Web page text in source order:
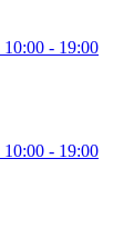
10:00 - 19:00
10:00 - 19:00